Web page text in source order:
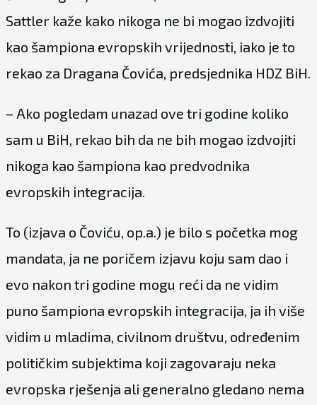
Sattler kaže kako nikoga ne bi mogao izdvojiti
kao šampiona evropskih vrijednosti, iako je to
rekao za Dragana Čovića, predsjednika HDZ BiH.
– Ako pogledam unazad ove tri godine koliko
sam u BiH, rekao bih da ne bih mogao izdvojiti
nikoga kao šampiona kao predvodnika
evropskih integracija.
To (izjava o Čoviću, op.a.) je bilo s početka mog
mandata, ja ne poričem izjavu koju sam dao i
evo nakon tri godine mogu reći da ne vidim
puno šampiona evropskih integracija, ja ih više
vidim u mladima, civilnom društvu, određenim
političkim subjektima koji zagovaraju neka
evropska rješenja ali generalno gledano nema